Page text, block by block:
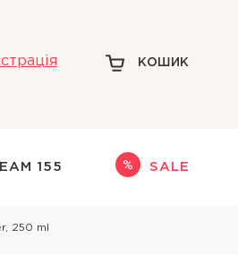
КОШИК
155 SALE
250 ml